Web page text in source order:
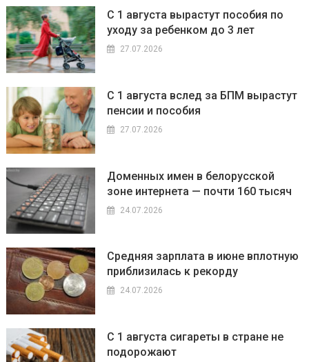
С 1 августа вырастут пособия по
уходу за ребенком до 3 лет
27.07.2026
С 1 августа вслед за БПМ вырастут
пенсии и пособия
27.07.2026
Доменных имен в белорусской
зоне интернета — почти 160 тысяч
24.07.2026
Средняя зарплата в июне вплотную
приблизилась к рекорду
24.07.2026
С 1 августа сигареты в стране не
подорожают